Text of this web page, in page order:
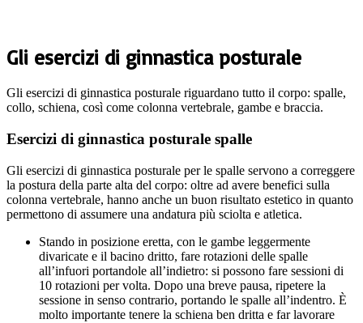
Gli esercizi di ginnastica posturale
Gli esercizi di ginnastica posturale riguardano tutto il corpo: spalle,
collo, schiena, così come colonna vertebrale, gambe e braccia.
Esercizi di ginnastica posturale spalle
Gli esercizi di ginnastica posturale per le spalle servono a correggere
la postura della parte alta del corpo: oltre ad avere benefici sulla
colonna vertebrale, hanno anche un buon risultato estetico in quanto
permettono di assumere una andatura più sciolta e atletica.
Stando in posizione eretta, con le gambe leggermente
divaricate e il bacino dritto, fare rotazioni delle spalle
all’infuori portandole all’indietro: si possono fare sessioni di
10 rotazioni per volta. Dopo una breve pausa, ripetere la
sessione in senso contrario, portando le spalle all’indentro. È
molto importante tenere la schiena ben dritta e far lavorare